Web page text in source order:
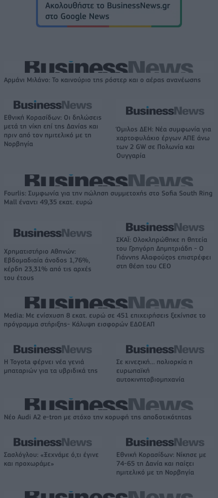
Αρμάνι Μιλάνο: Το καινούριο της ρόστερ και ο αέρας ανανέωσης
Εθνική Κορασίδων: Οι δηλώσεις
μετά τη νίκη επί της Δανίας και
πριν από τον ημιτελικό με τη
Νορβηγία
Όμιλος ΔΕΗ: Νέα συμφωνία για
χαρτοφυλάκιο έργων ΑΠΕ άνω
των 2 GW σε Πολωνία και
Ουγγαρία
Fourlis: Συμφωνία για την πώληση συμμετοχής στο Sofia South Ring
Mall έναντι 49,35 εκατ. ευρώ
Χρηματιστήριο Αθηνών:
Εβδομαδιαία άνοδος 1,76%,
κέρδη 23,31% από τις αρχές
του έτους
ΣΚΑΪ: Ολοκληρώθηκε η θητεία
του Γρηγόρη Δημητριάδη - Ο
Γιάννης Αλαφούζος επιστρέφει
στη θέση του CEO
Media: Με ενίσχυση 8 εκατ. ευρώ σε 451 επιχειρήσεις ξεκίνησε το
πρόγραμμα στήριξης- Κάλυψη εισφορών ΕΔΟΕΑΠ
Η Toyota φέρνει νέα γενιά
μπαταριών για τα υβριδικά της
Σε κινεζική… πολιορκία η
ευρωπαϊκή
αυτοκινητοβιομηχανία
Νέο Audi A2 e-tron με στόχο την κορυφή της αποδοτικότητας
Σασλόγλου: «Ξεχνάμε ό,τι έγινε
και προχωράμε»
Εθνική Κορασίδων: Νίκησε με
74-65 τη Δανία και παίζει
ημιτελικό με τη Νορβηγία